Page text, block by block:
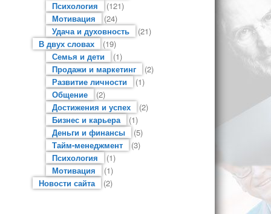
Психология
(121)
Мотивация
(24)
Удача и духовность
(21)
В двух словах
(19)
Семья и дети
(1)
Продажи и маркетинг
(2)
Развитие личности
(1)
Общение
(2)
Достижения и успех
(2)
Бизнес и карьера
(1)
Деньги и финансы
(5)
Тайм-менеджмент
(3)
Психология
(1)
Мотивация
(1)
Новости сайта
(2)